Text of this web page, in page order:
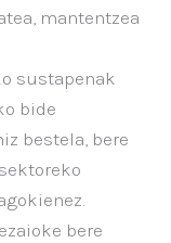
mantentzea
sustapenak
bide
bestela, bere
bere